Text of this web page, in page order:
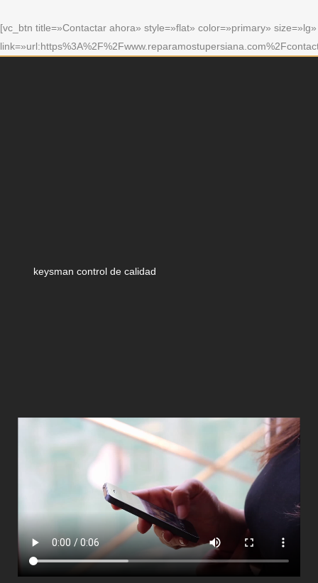
[vc_btn title=»Contactar ahora» style=»flat» color=»primary» size=»lg»
keysman control de calidad